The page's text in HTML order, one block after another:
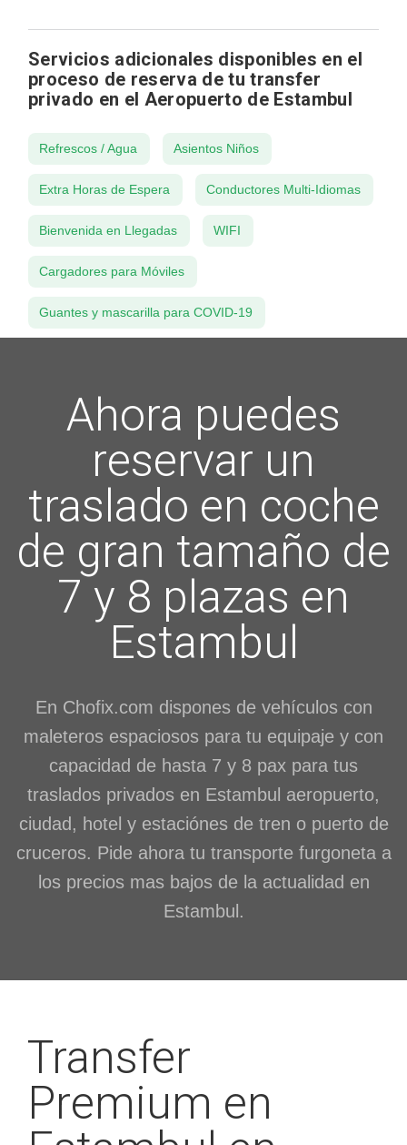
Servicios adicionales disponibles en el
proceso de reserva de tu transfer
privado en el Aeropuerto de Estambul
Refrescos / Agua Asientos Niños
Extra Horas de Espera Conductores Multi-Idiomas
Bienvenida en Llegadas WIFI
Cargadores para Móviles
Guantes y mascarilla para COVID-19
Ahora puedes
reservar un
traslado en coche
de gran tamaño de
7 y 8 plazas en
Estambul
En Chofix.com dispones de vehículos con
maleteros espaciosos para tu equipaje y con
capacidad de hasta 7 y 8 pax para tus
traslados privados en Estambul aeropuerto,
ciudad, hotel y estaciónes de tren o puerto de
cruceros. Pide ahora tu transporte furgoneta a
los precios mas bajos de la actualidad en
Estambul.
Transfer
Premium en